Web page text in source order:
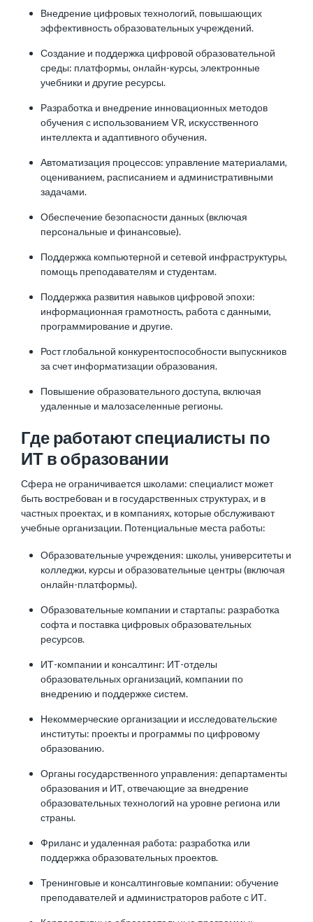
Внедрение цифровых технологий, повышающих
эффективность образовательных учреждений.
Создание и поддержка цифровой образовательной
среды: платформы, онлайн-курсы, электронные
учебники и другие ресурсы.
Разработка и внедрение инновационных методов
обучения с использованием VR, искусственного
интеллекта и адаптивного обучения.
Автоматизация процессов: управление материалами,
оцениванием, расписанием и административными
задачами.
Обеспечение безопасности данных (включая
персональные и финансовые).
Поддержка компьютерной и сетевой инфраструктуры,
помощь преподавателям и студентам.
Поддержка развития навыков цифровой эпохи:
информационная грамотность, работа с данными,
программирование и другие.
Рост глобальной конкурентоспособности выпускников
за счет информатизации образования.
Повышение образовательного доступа, включая
удаленные и малозаселенные регионы.
Где работают специалисты по
ИТ в образовании
Сфера не ограничивается школами: специалист может
быть востребован и в государственных структурах, и в
частных проектах, и в компаниях, которые обслуживают
учебные организации. Потенциальные места работы:
Образовательные учреждения: школы, университеты и
колледжи, курсы и образовательные центры (включая
онлайн-платформы).
Образовательные компании и стартапы: разработка
софта и поставка цифровых образовательных
ресурсов.
ИТ-компании и консалтинг: ИТ-отделы
образовательных организаций, компании по
внедрению и поддержке систем.
Некоммерческие организации и исследовательские
институты: проекты и программы по цифровому
образованию.
Органы государственного управления: департаменты
образования и ИТ, отвечающие за внедрение
образовательных технологий на уровне региона или
страны.
Фриланс и удаленная работа: разработка или
поддержка образовательных проектов.
Тренинговые и консалтинговые компании: обучение
преподавателей и администраторов работе с ИТ.